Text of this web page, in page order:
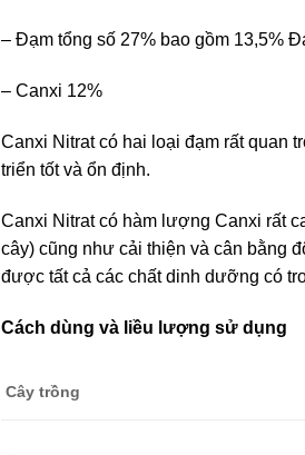
– Đạm tổng số 27% bao gồm 13,5%
– Canxi 12%
Canxi Nitrat có hai loại đạm rất quan
triển tốt và ổn định.
Canxi Nitrat có hàm lượng Canxi rất
cây) cũng như cải thiện và cân bằng
được tất cả các chất dinh dưỡng có
Cách dùng và liều lượng sử dụng
Cây trồng